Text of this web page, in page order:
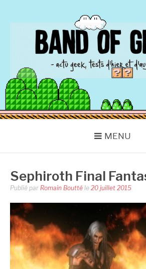
BAND OF
Actu Geek d'hier et d'aujourd'hui
MENU
Sephiroth Final
Publié par Romain Boutté le 20 juillet 2015